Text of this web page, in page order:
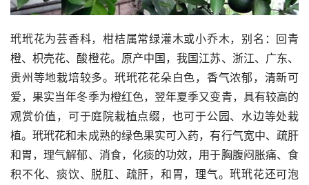
玳玳花为芸香科，柑桔属常绿灌木或小乔木，别名：回青
橙、枳壳花、酸橙花。原产中国，我国江苏、浙江、广东、
贵州等地栽培较多。玳玳花花朵白色，香气浓郁，清新可
爱，果实当年冬季为橙红色，翌年夏季又变青，具有较高的
观赏价值，可于庭院栽植点缀，也可于公园、水边等处栽
植。玳玳花和未成熟的绿色果实可入药，有行气宽中、疏肝
和胃，理气解郁、消食，化痰的功效，用于胸腹闷胀痛、食
积不化、痰饮、脱肛、疏肝，和胃，理气。玳玳花还可泡